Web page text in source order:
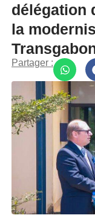
délégation
la
Partager :